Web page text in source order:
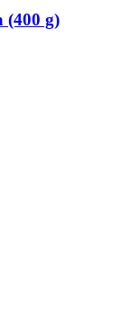
(400 g)